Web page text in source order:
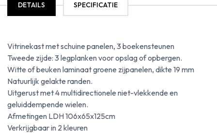
DETAILS SPECIFICATIE
Vitrinekast met schuine panelen, 3 boekensteunen
Tweede zijde: 3 legplanken voor opslag of opbergen.
Witte of beuken laminaat groene zijpanelen, dikte 19 mm
Natuurlijk gelakte randen.
Uitgerust met 4 multidirectionele niet-vlekkende en
geluiddempende wielen.
Afmetingen LDH 106x65x125cm
Verkrijgbaar in 2 kleuren